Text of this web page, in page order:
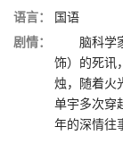
语言：
国语
剧情：
脑科学家
饰）的死讯
烛，随着火
单宇多次穿
年的深情往